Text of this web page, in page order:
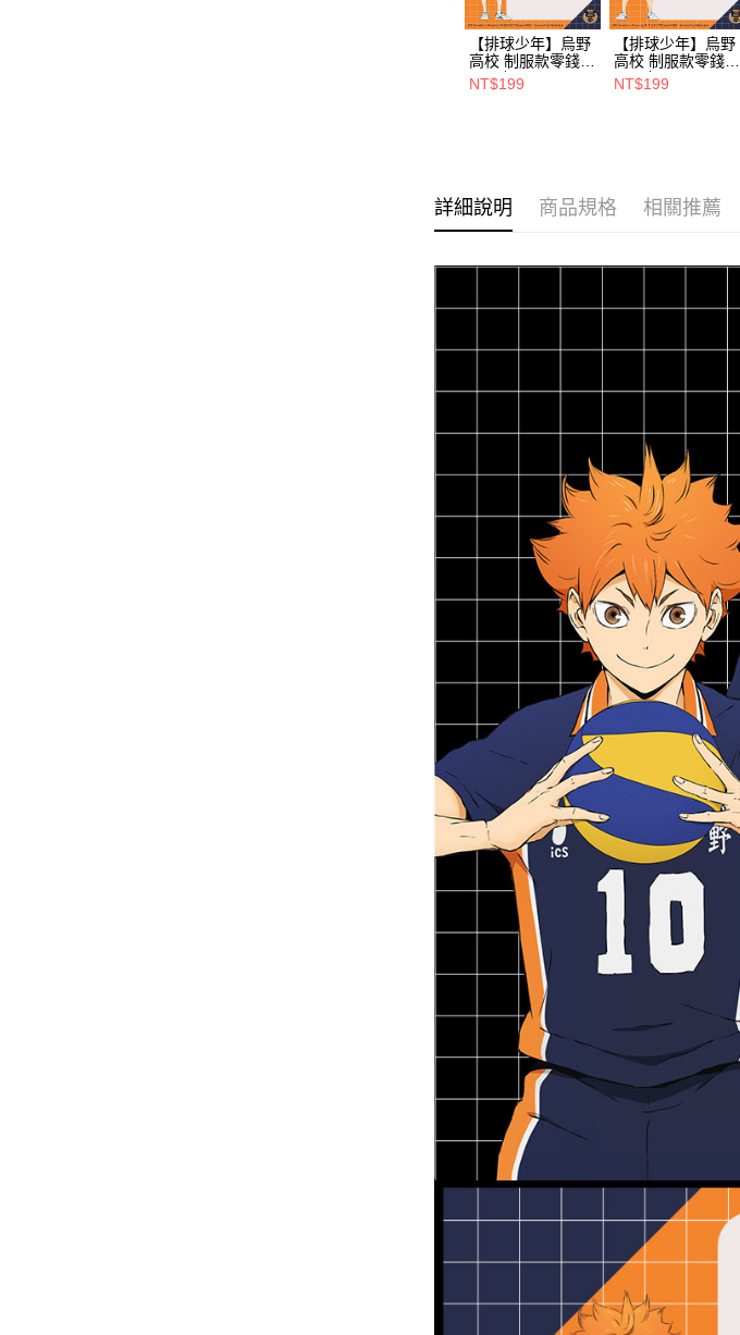
【排球少年】烏野
高校 制服款零錢包
#11號
HKU23A17K11
NT$199
【排球少年】烏野
高校 制服款零錢包
#12號
HKU23A17K12
NT$199
詳細說明 商品規格 相關推薦